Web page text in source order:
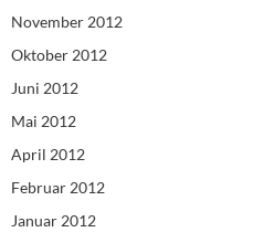
November 2012
Oktober 2012
Juni 2012
Mai 2012
April 2012
Februar 2012
Januar 2012